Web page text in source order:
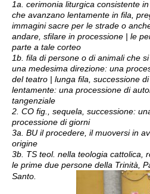
1a. cerimonia liturgica consistente
che avanzano lentamente in fila,
immagini sacre per le strade o
andare, sfilare in processione | le
parte a tale corteo
1b. fila di persone o di animali che
una medesima direzione: una
del teatro | lunga fila, successione
lentamente: una processione di
tangenziale
2. CO fig., sequela, successione:
processione di giorni
3a. BU il procedere, il muoversi in
origine
3b. TS teol. nella teologia cattolica,
le prime due persone della Trinità,
Santo.